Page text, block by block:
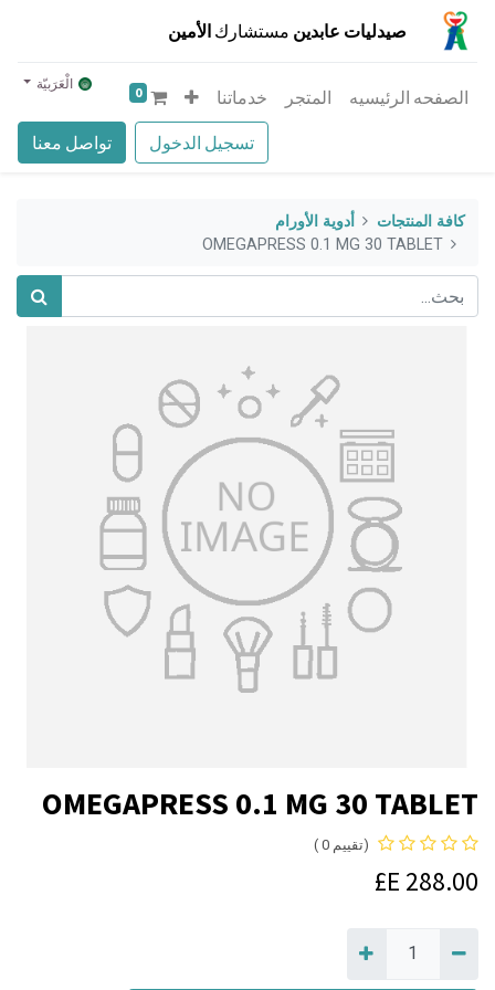
صيدليات عابدين مستشارك الأمين
تسجيل الدخول تواصل معنا
الصفحه الرئيسيه المتجر خدماتنا 0 الْعَرَبيّة
كافة المنتجات
أدوية الأورام
OMEGAPRESS 0.1 MG 30 TABLET
OMEGAPRESS 0.1 MG 30 TABLET
(تقييم 0 )
288.00